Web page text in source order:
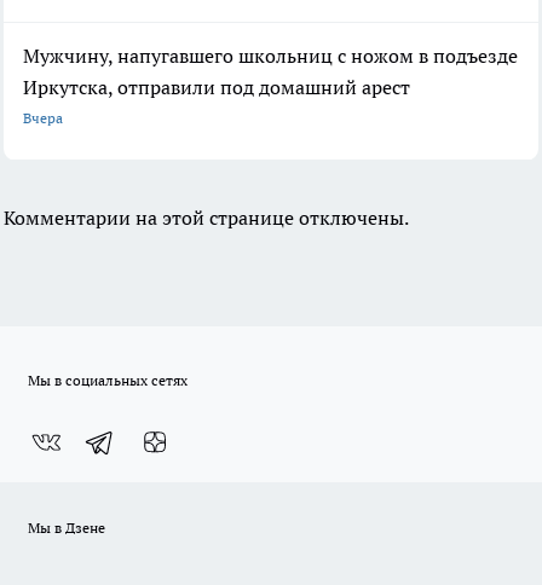
Мужчину, напугавшего школьниц с ножом в подъезде
Иркутска, отправили под домашний арест
Вчера
Комментарии на этой странице отключены.
Мы в социальных сетях
Мы в Дзене